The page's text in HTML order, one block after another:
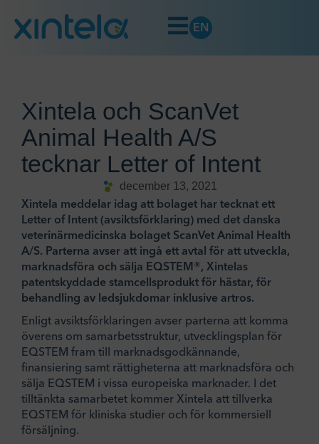
EN
Xintela och ScanVet
Animal Health A/S
tecknar Letter of Intent
december 13, 2021
Xintela meddelar idag att bolaget har tecknat ett
Letter of Intent (avsiktsförklaring) med det danska
veterinärmedicinska bolaget ScanVet Animal Health
A/S. Parterna avser att ingå ett avtal för att utveckla,
marknadsföra och sälja EQSTEM®, Xintelas
patentskyddade stamcellsprodukt för hästar, för
behandling av ledsjukdomar inklusive artros.
Enligt avsiktsförklaringen avser parterna att komma
överens om samarbetsstruktur, utvecklingsplan för
EQSTEM fram till marknadsgodkännande,
finansiering samt rättigheterna att marknadsföra och
sälja EQSTEM i vissa europeiska marknader. I det
tilltänkta samarbetet kommer Xintela att tillverka
EQSTEM för kliniska studier och för kommersiell
försäljning.